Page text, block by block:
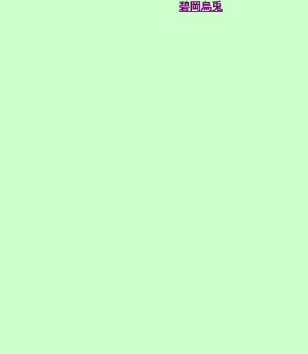
碧岡烏兎